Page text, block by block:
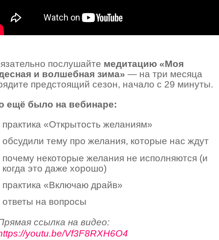
послушайте медитацию «Моя
и волшебная зима» — на три месяца
предстоящий сезон, начало с 29 минуты.
ещё было на вебинаре:
практика «Открытость желаниям»
обсудили тему про желания, которые нас ждут
почему некоторые желания не исполняются (и
когда это даже хорошо)
практика «Включаю драйв»
ответы на вопросы
ссылка на видео:
youtu.be/Vf3F8RXH6O4